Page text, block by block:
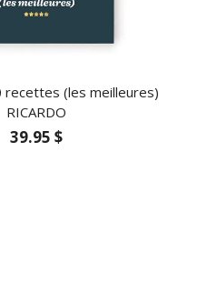
recettes (les meilleures)
RICARDO
39.95 $